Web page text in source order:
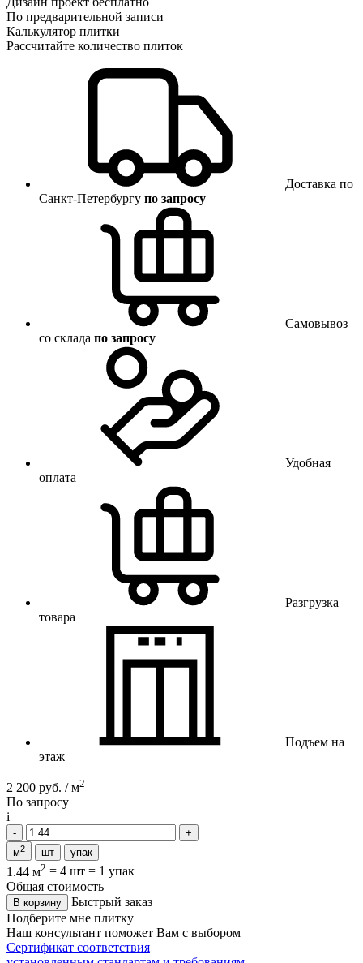
По предварительной записи
Калькулятор плитки
Рассчитайте количество плиток
Доставка по
Санкт-Петербургу по запросу
Самовывоз
со склада по запросу
Удобная
оплата
Разгрузка
товара
Подъем на
этаж
2 200 руб. / м2
По запросу
i
м2 шт упак
1.44 м2 = 4 шт = 1 упак
Общая стоимость
В корзину
Быстрый заказ
Подберите мне плитку
Наш консультант поможет Вам с выбором
Сертификат соответствия